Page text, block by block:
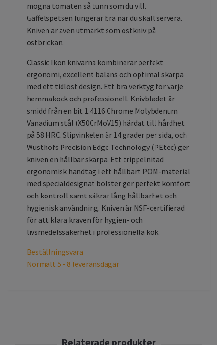
mogna tomaten så tunn som du vill.
Gaffelspetsen fungerar bra när du skall servera.
Kniven är även utmärkt som ostkniv på
ostbrickan.
Classic Ikon knivarna kombinerar perfekt
ergonomi, excellent balans och optimal skärpa
med ett tidlöst design. Ett bra verktyg för varje
hemmakock och professionell. Knivbladet är
smidd från en bit 1.4116 Chrome Molybdenum
Vanadium stål (X50CrMoV15) härdat till hårdhet
på 58 HRC. Slipvinkelen är 14 grader per sida, och
Wüsthofs Precision Edge Technology (PEtec) ger
kniven en hållbar skärpa. Ett trippelnitad
ergonomisk handtag i ett hållbart POM-material
med specialdesignat bolster ger perfekt komfort
och kontroll samt säkrar lång hållbarhet och
hygienisk användning. Kniven är NSF-certifierad
för att klara kraven för hygien- och
livsmedelssäkerhet i professionella kök.
Beställningsvara
Normalt 5 - 8 leveransdagar